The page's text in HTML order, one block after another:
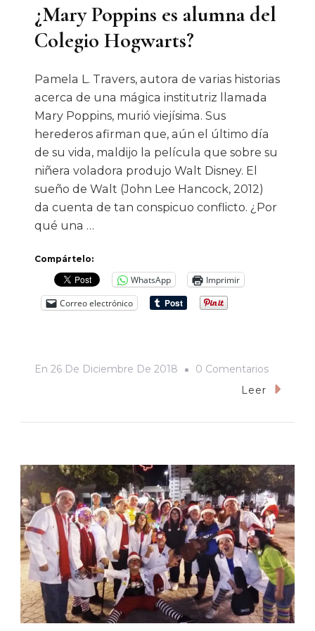
¿Mary Poppins es alumna del
Colegio Hogwarts?
Pamela L. Travers, autora de varias historias
acerca de una mágica institutriz llamada
Mary Poppins, murió viejísima. Sus
herederos afirman que, aún el último día
de su vida, maldijo la película que sobre su
niñera voladora produjo Walt Disney. El
sueño de Walt (John Lee Hancock, 2012)
da cuenta de tan conspicuo conflicto. ¿Por
qué una …
Compártelo:
WhatsApp
Imprimir
Correo electrónico
En 26 De Diciembre De 2018 0 ComentariosEn
¿Mary
Del
Colegio
Leer